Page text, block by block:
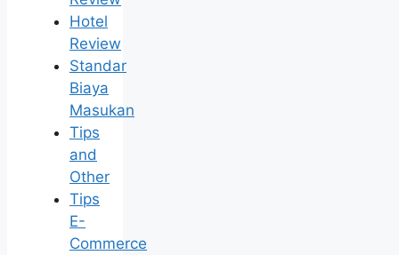
Hotel
Review
Standar
Biaya
Masukan
Tips
and
Other
Tips
E-
Commerce